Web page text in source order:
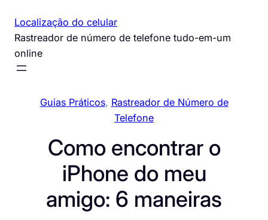
para
conteúdo
Localização do celular
Rastreador de número de telefone tudo-em-um
online
Guias Práticos, Rastreador de Número de
Telefone
Como encontrar o
iPhone do meu
amigo: 6 maneiras